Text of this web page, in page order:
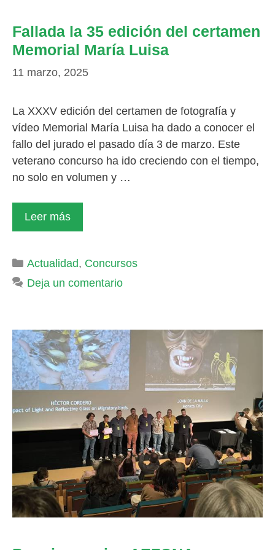
Fallada la 35 edición del certamen
Memorial María Luisa
11 marzo, 2025
La XXXV edición del certamen de fotografía y
vídeo Memorial María Luisa ha dado a conocer el
fallo del jurado el pasado día 3 de marzo. Este
veterano concurso ha ido creciendo con el tiempo,
no solo en volumen y …
Leer más
Categorías
Actualidad, Concursos
Deja un comentario